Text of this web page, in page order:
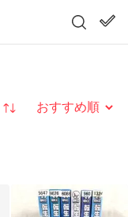
並び替え